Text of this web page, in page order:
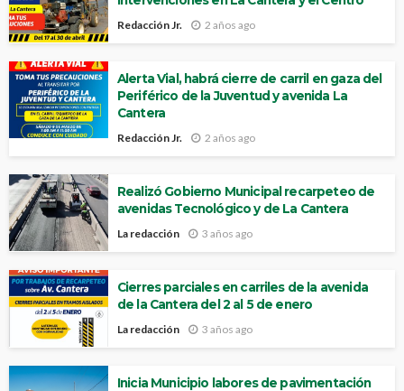
Redacción Jr. 2 años ago
Alerta Vial, habrá cierre de carril en gaza del
Periférico de la Juventud y avenida La
Cantera
Redacción Jr. 2 años ago
Realizó Gobierno Municipal recarpeteo de
avenidas Tecnológico y de La Cantera
La redacción 3 años ago
Cierres parciales en carriles de la avenida
de la Cantera del 2 al 5 de enero
La redacción 3 años ago
Inicia Municipio labores de pavimentación